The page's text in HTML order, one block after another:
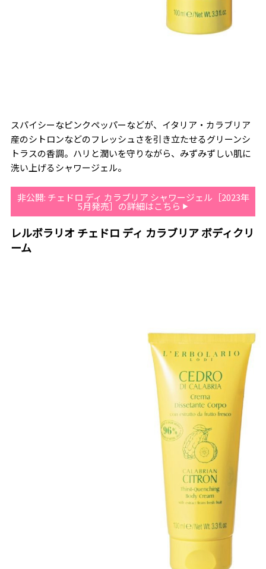
スパイシーなピンクペッパーなどが、イタリア・カラブリア
産のシトロンなどのフレッシュさを引き立たせるグリーンシ
トラスの香調。ハリと潤いを守りながら、みずみずしい肌に
洗い上げるシャワージェル。
非公開: チェドロ ディ カラブリア シャワージェル［2023年
5月発売］の詳細はこちら
レルボラリオ チェドロ ディ カラブリア ボディクリ
ーム